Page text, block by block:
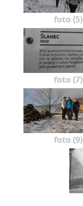
foto (5)
foto (7)
foto (9)